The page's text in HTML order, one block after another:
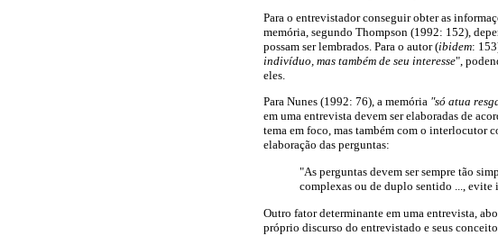
Para o entrevistador conseguir obter as
memória, segundo Thompson (1992: 152),
possam ser lembrados. Para o autor (ibidem:
indivíduo, mas também de seu interesse",
eles.
Para Nunes (1992: 76), a memória "só atua
em uma entrevista devem ser elaboradas de
tema em foco, mas também com o interlocutor
elaboração das perguntas:
"As perguntas devem ser sempre tão
complexas ou de duplo sentido ..., evite
Outro fator determinante em uma entrevista,
próprio discurso do entrevistado e seus